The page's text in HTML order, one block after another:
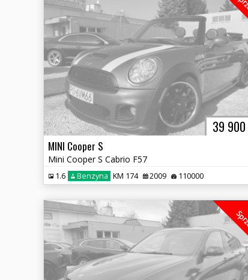
39 900
MINI Cooper S
Mini Cooper S Cabrio F57
1.6 Benzyna KM 174 2009 110000